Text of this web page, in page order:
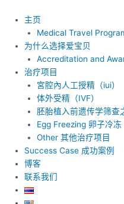
主页
Medical Travel
为什么选择爱宝贝
Accreditation and
治疗项目
宮腔內人工授精（iui）
体外受精（IVF）
胚胎植入前遗传学筛查
Egg Freezing 卵子冷冻
Other 其他治疗项目
Success Case 成功案例
博客
联系我们